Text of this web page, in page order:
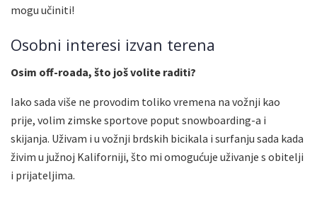
mogu učiniti!
Osobni interesi izvan terena
Osim off-roada, što još volite raditi?
Iako sada više ne provodim toliko vremena na vožnji kao
prije, volim zimske sportove poput snowboarding-a i
skijanja. Uživam i u vožnji brdskih bicikala i surfanju sada kada
živim u južnoj Kaliforniji, što mi omogućuje uživanje s obitelji
i prijateljima.